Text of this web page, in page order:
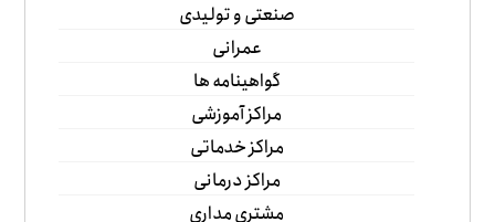
صنعتی و تولیدی
عمرانی
گواهینامه ها
مراکز آموزشی
مراکز خدماتی
مراکز درمانی
مشتری مداری